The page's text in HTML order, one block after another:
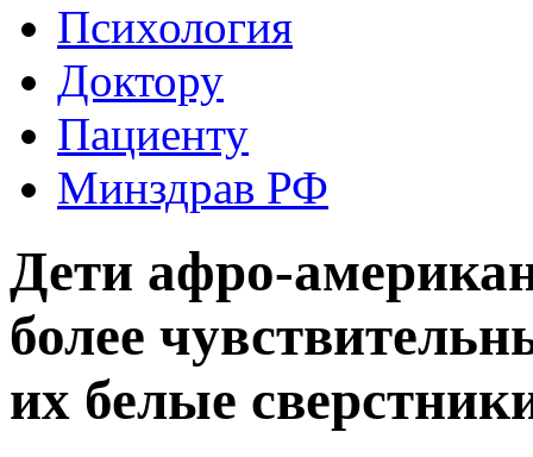
Психология
Доктору
Пациенту
Минздрав РФ
Дети афро-
более
их белые